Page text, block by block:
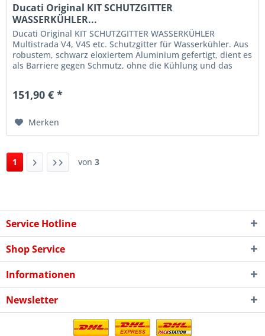
Ducati Original KIT SCHUTZGITTER
WASSERKÜHLER...
Ducati Original KIT SCHUTZGITTER WASSERKÜHLER
Multistrada V4, V4S etc. Schutzgitter für Wasserkühler. Aus
robustem, schwarz eloxiertem Aluminium gefertigt, dient es
als Barriere gegen Schmutz, ohne die Kühlung und das
151,90 € *
Merken
1 von 3
Service Hotline
Shop Service
Informationen
Newsletter